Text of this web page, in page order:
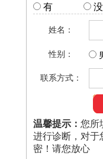
有
姓名：
性别：
联系方式：
温馨提示： 您所
进行诊断，对于
密！请您放心